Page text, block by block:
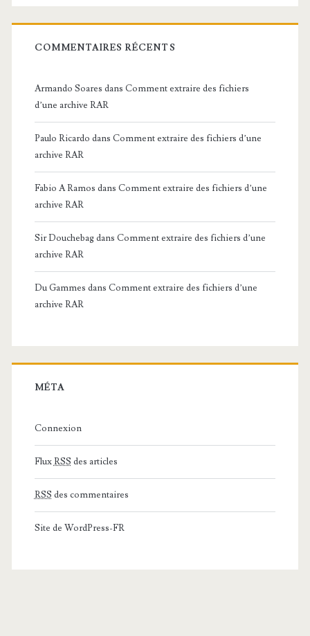
COMMENTAIRES RÉCENTS
Armando Soares dans Comment extraire des fichiers
d’une archive RAR
Paulo Ricardo dans Comment extraire des fichiers d’une
archive RAR
Fabio A Ramos dans Comment extraire des fichiers d’une
archive RAR
Sir Douchebagdans Comment extraire des fichiers d’une
archive RAR
Du Gammes dans Comment extraire des fichiers d’une
archive RAR
MÉTA
Connexion
FluxRSS des articles
RSS des commentaires
Site de WordPress-FR